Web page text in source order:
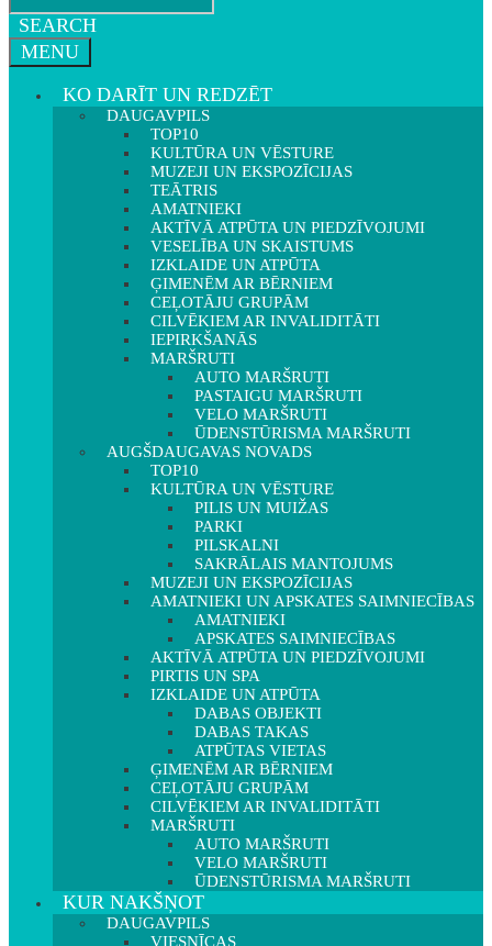
SEARCH
MENU
KO DARĪT UN REDZĒT
DAUGAVPILS
TOP10
KULTŪRA UN VĒSTURE
MUZEJI UN EKSPOZĪCIJAS
TEĀTRIS
AMATNIEKI
AKTĪVĀ ATPŪTA UN PIEDZĪVOJUMI
VESELĪBA UN SKAISTUMS
IZKLAIDE UN ATPŪTA
ĢIMENĒM AR BĒRNIEM
CEĻOTĀJU GRUPĀM
CILVĒKIEM AR INVALIDITĀTI
IEPIRKŠANĀS
MARŠRUTI
AUTO MARŠRUTI
PASTAIGU MARŠRUTI
VELO MARŠRUTI
ŪDENSTŪRISMA MARŠRUTI
AUGŠDAUGAVAS NOVADS
TOP10
KULTŪRA UN VĒSTURE
PILIS UN MUIŽAS
PARKI
PILSKALNI
SAKRĀLAIS MANTOJUMS
MUZEJI UN EKSPOZĪCIJAS
AMATNIEKI UN APSKATES SAIMNIECĪBAS
AMATNIEKI
APSKATES SAIMNIECĪBAS
AKTĪVĀ ATPŪTA UN PIEDZĪVOJUMI
PIRTIS UN SPA
IZKLAIDE UN ATPŪTA
DABAS OBJEKTI
DABAS TAKAS
ATPŪTAS VIETAS
ĢIMENĒM AR BĒRNIEM
CEĻOTĀJU GRUPĀM
CILVĒKIEM AR INVALIDITĀTI
MARŠRUTI
AUTO MARŠRUTI
VELO MARŠRUTI
ŪDENSTŪRISMA MARŠRUTI
KUR NAKŠŅOT
DAUGAVPILS
VIESNĪCAS